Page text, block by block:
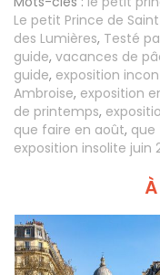
Le petit Prince de
des Lumières, Testé
guide, vacances de
guide, exposition
Ambroise, exposition
de printemps,
que faire en août, que
exposition insolite juin